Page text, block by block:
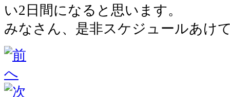
い2日間になると思います。
みなさん、是非スケジュールあけ